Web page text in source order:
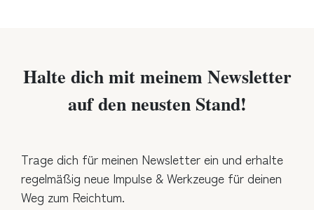
Halte dich mit meinem Newsletter
auf den neusten Stand!
Trage dich für meinen Newsletter ein und erhalte
regelmäßig neue Impulse & Werkzeuge für deinen
Weg zum Reichtum.